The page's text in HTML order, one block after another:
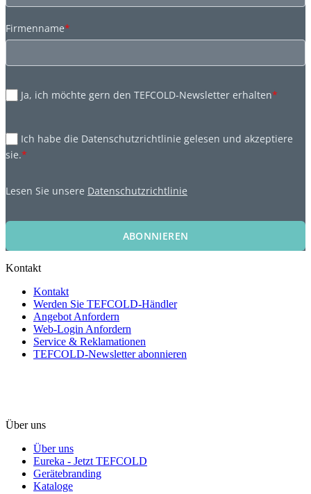
Firmenname*
Ja, ich möchte gern den TEFCOLD-Newsletter erhalten*
Ich habe die Datenschutzrichtlinie gelesen und akzeptiere
sie.*
Lesen Sie unsere Datenschutzrichtlinie
ABONNIEREN
Kontakt
Kontakt
Werden Sie TEFCOLD-Händler
Angebot Anfordern
Web-Login Anfordern
Service & Reklamationen
TEFCOLD-Newsletter abonnieren
Über uns
Über uns
Eureka - Jetzt TEFCOLD
Gerätebranding
Kataloge